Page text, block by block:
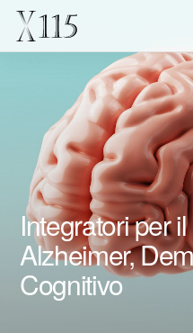
Integratori per
Alzheimer,
Cognitivo